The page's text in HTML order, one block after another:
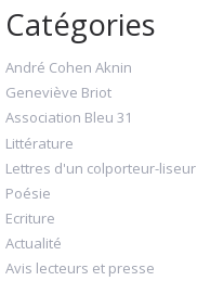
Catégories
André Cohen Aknin
Geneviève Briot
Association Bleu 31
Littérature
Lettres d'un colporteur-liseur
Poésie
Ecriture
Actualité
Avis lecteurs et presse